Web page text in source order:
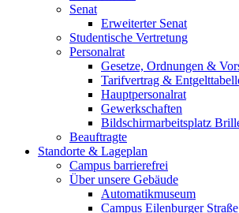
Senat
Erweiterter Senat
Studentische Vertretung
Personalrat
Gesetze, Ordnungen &
Tarifvertrag &
Hauptpersonalrat
Gewerkschaften
Bildschirmarbeitsplatz
Beauftragte
Standorte & Lageplan
Campus barrierefrei
Über unsere Gebäude
Automatikmuseum
Campus Eilenburger Straße